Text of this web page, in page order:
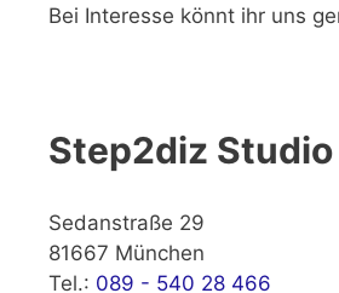
Bei Interesse könnt ihr uns
Step2diz Studio
Sedanstraße 29
81667 München
Tel.: 089 - 540 28 466